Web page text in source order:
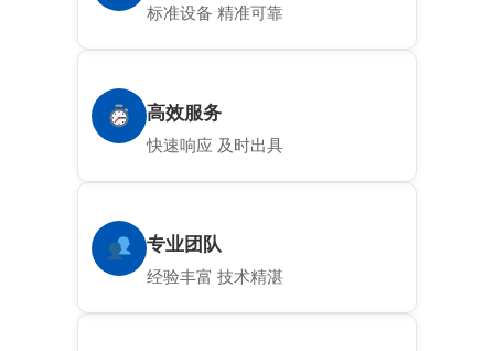
标准设备 精准可靠
高效服务
快速响应 及时出具
专业团队
经验丰富 技术精湛